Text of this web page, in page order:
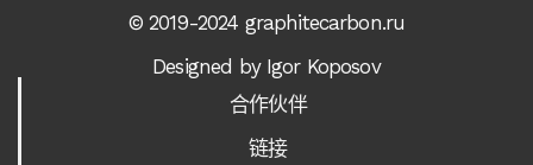
© 2019-2024 graphitecarbon.ru
Designed by Igor Koposov
合作伙伴
链接